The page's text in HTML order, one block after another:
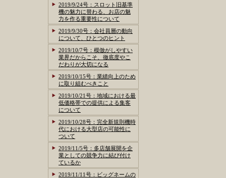
2019/9/24号：スロット旧基準
機の魅力に替わる、お店の魅
力を作る重要性について
2019/9/30号：会社員層の動向
について、ひとつのヒント
2019/10/7号：模倣がしやすい
業界だからこそ、徹底度やこ
だわりが大切になる
2019/10/15号：業績向上のため
に取り組むべきこと
2019/10/21号：地域における最
低価格帯での提供による集客
について
2019/10/28号：完全新規則機時
代における大型店の可能性に
ついて
2019/11/5号：多店舗展開を企
業としての競争力に結び付け
ているか
2019/11/11号：ビッグネームの